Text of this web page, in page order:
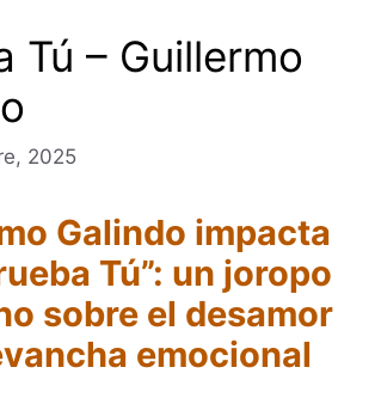
Tú – Guillermo
2025
Galindo impacta
Tú”: un joropo
sobre el desamor
emocional